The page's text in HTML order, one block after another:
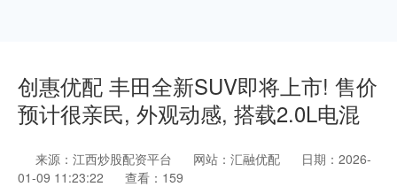
创惠优配 丰田全新SUV即将上市! 售价
预计很亲民, 外观动感, 搭载2.0L电混
来源：江西炒股配资平台 网站：汇融优配
日期：2026-
01-09 11:23:22
查看：159